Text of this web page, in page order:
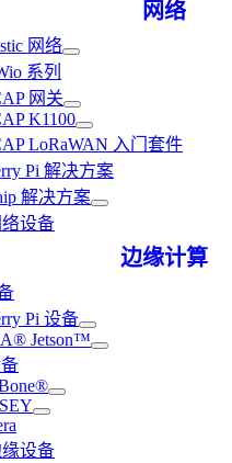
网络
网络
系列
网关
K1100
LoRaWAN 入门套件
Pi 解决方案
解决方案
设备
边缘计算
Pi 设备
Jetson™
设备